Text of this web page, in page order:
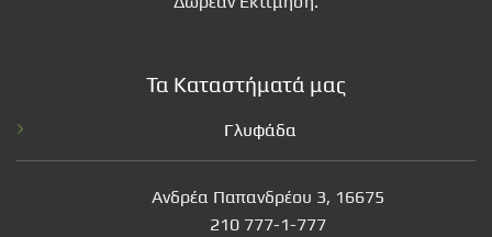
Τα Καταστήματά μας
Γλυφάδα
Ανδρέα Παπανδρέου 3, 16675
210 777-1-777